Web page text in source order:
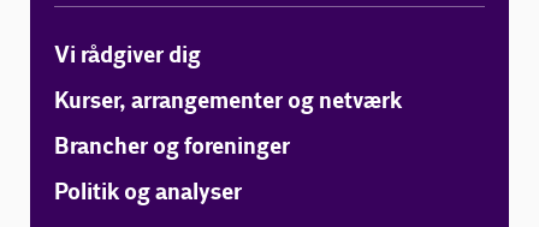
Vi rådgiver dig
Kurser, arrangementer og netværk
Brancher og foreninger
Politik og analyser